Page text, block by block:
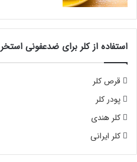
استفاده از کلر برای ضدعفونی استخر
قرص کلر
پودر کلر
کلر هندی
کلر ایرانی